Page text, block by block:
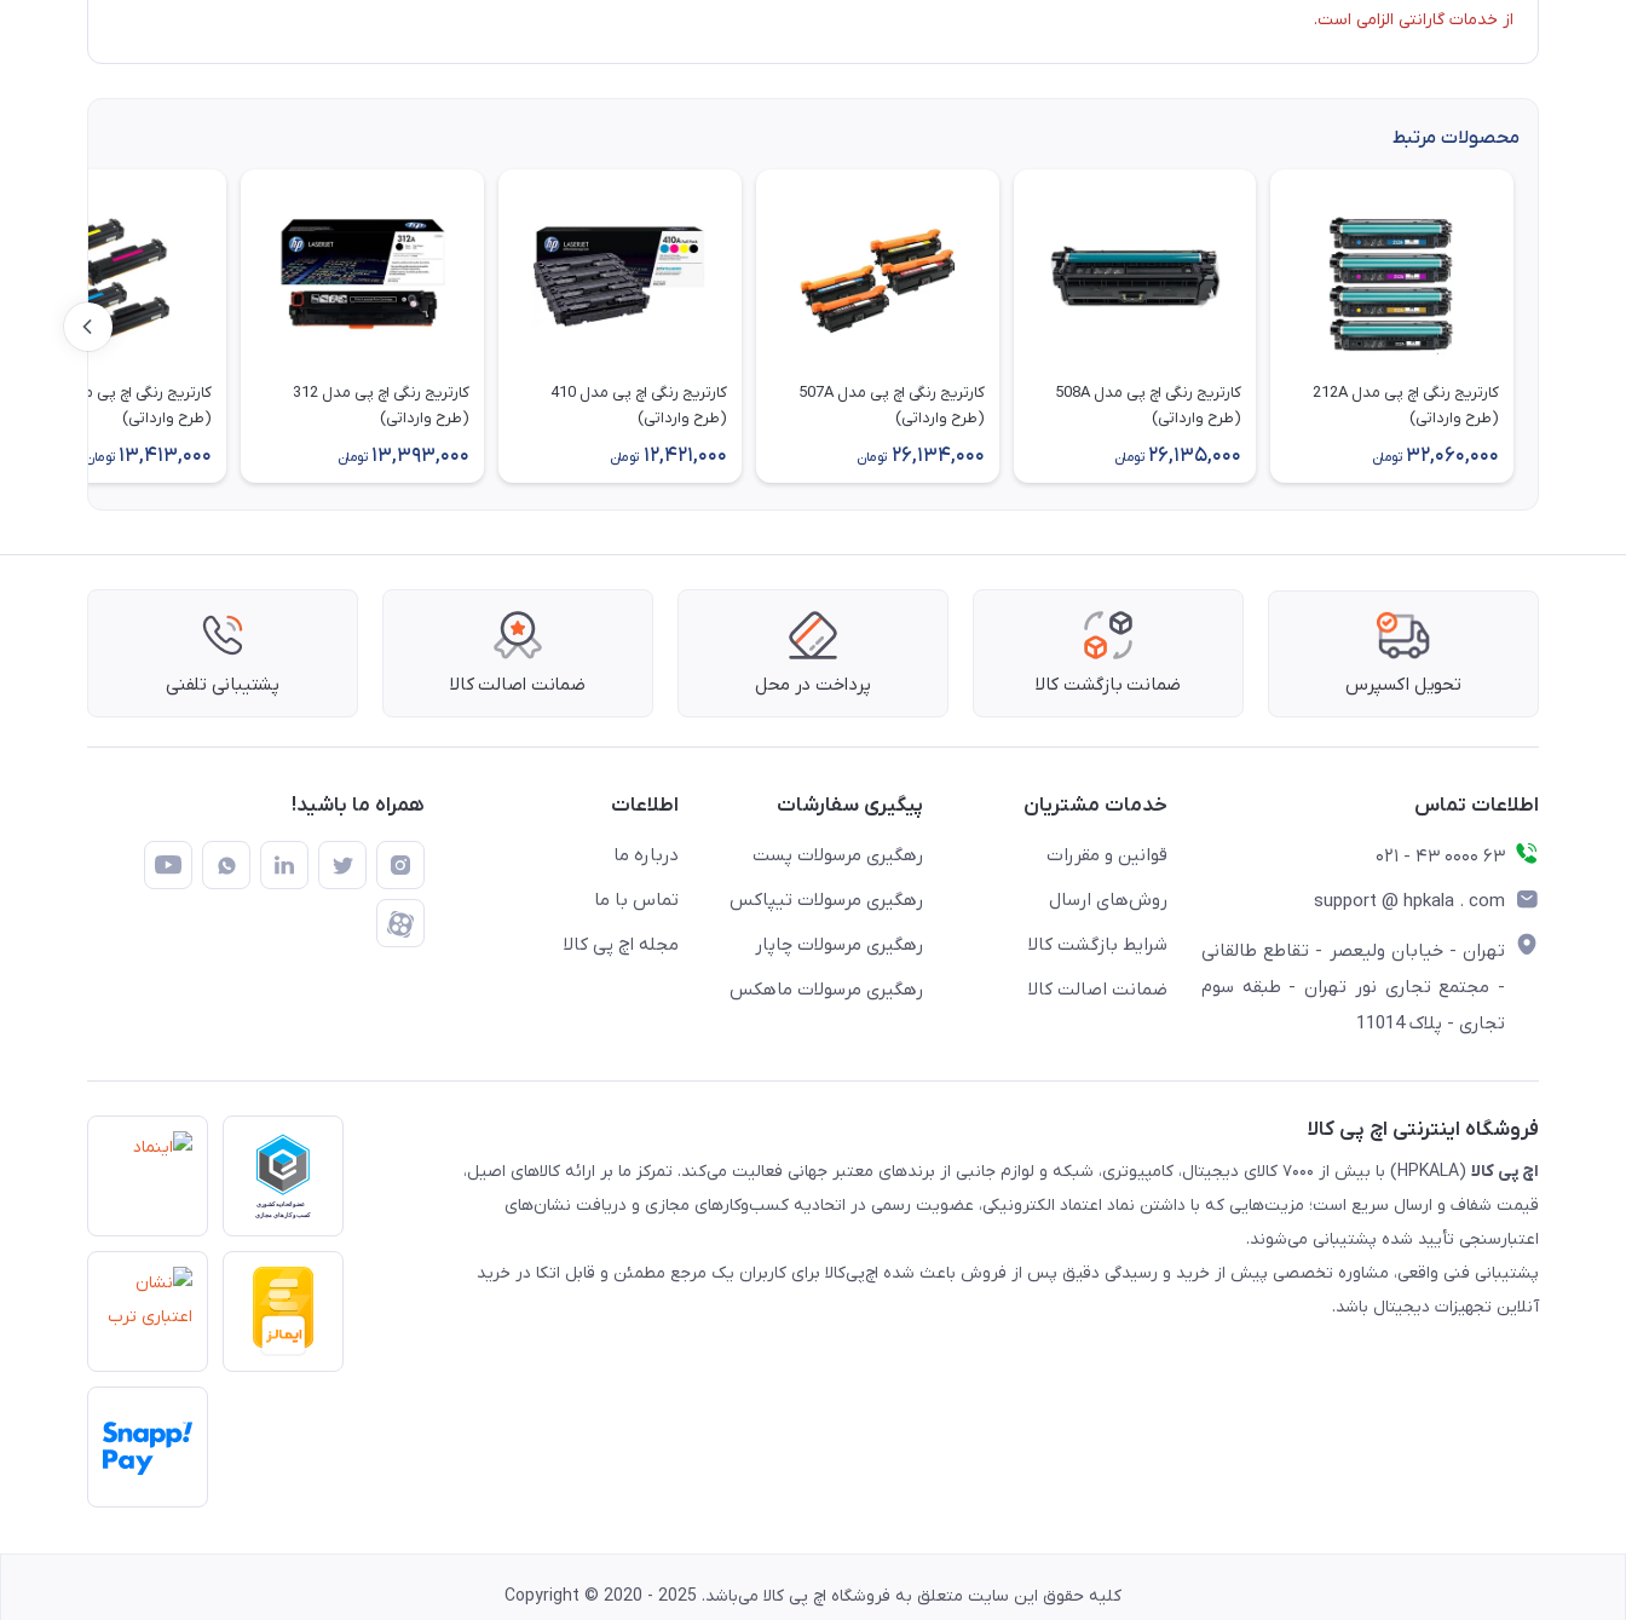
از خدمات گارانتی الزامی است.
محصولات مرتبط
کارتریج رنگی اچ پی مدل 212A
(طرح وارداتی)
32,060,000 تومان
کارتریج رنگی اچ پی مدل 508A
(طرح وارداتی)
26,135,000 تومان
کارتریج رنگی اچ پی مدل 507A
(طرح وارداتی)
26,134,000 تومان
کارتریج رنگی اچ پی مدل 410
(طرح وارداتی)
12,421,000 تومان
کارتریج رنگی اچ پی مدل 312
(طرح وارداتی)
13,393,000 تومان
(طرح وارداتی)
13,413,000 تومان
تحویل اکسپرس ضمانت بازگشت کالا پرداخت در محل ضمانت اصالت کالا پشتیبانی تلفنی
اطلاعات تماس
63 0000 43 - 021
support @ hpkala . com
تهران - خیابان ولیعصر - تقاطع طالقانی
- مجتمع تجاری نور تهران - طبقه سوم
تجاری - پلاک 11014
خدمات مشتریان
قوانین و مقررات
روش‌های ارسال
شرایط بازگشت کالا
ضمانت اصالت کالا
پیگیری سفارشات
رهگیری مرسولات پست
رهگیری مرسولات تیپاکس
رهگیری مرسولات چاپار
رهگیری مرسولات ماهکس
اطلاعات
درباره ما
تماس با ما
مجله اچ پی کالا
همراه ما باشید!
فروشگاه اینترنتی اچ پی کالا
اچ‌ پی‌ کالا
(HPKALA) با بیش از ۷۰۰۰ کالای دیجیتال، کامپیوتری، شبکه و لوازم جانبی از برندهای معتبر جهانی فعالیت می‌کند. تمرکز ما بر ارائه کالاهای اصیل،
قیمت شفاف و ارسال سریع است؛ مزیت‌هایی که با داشتن نماد اعتماد الکترونیکی، عضویت رسمی در اتحادیه کسب‌وکارهای مجازی و دریافت نشان‌های
اعتبارسنجی تأیید شده پشتیبانی می‌شوند.
پشتیبانی فنی واقعی، مشاوره تخصصی پیش از خرید و رسیدگی دقیق پس از فروش باعث شده اچ‌پی‌کالا برای کاربران یک مرجع مطمئن و قابل اتکا در خرید
آنلاین تجهیزات دیجیتال باشد.
کلیه حقوق این سایت متعلق به فروشگاه اچ پی کالا می‌باشد. Copyright © 2020 - 2025